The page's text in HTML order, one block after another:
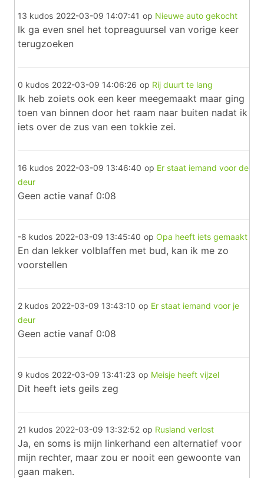
13 kudos 2022-03-09 14:07:41 op Nieuwe auto gekocht
Ik ga even snel het topreaguursel van vorige keer
terugzoeken
0 kudos 2022-03-09 14:06:26 op Rij duurt te lang
Ik heb zoiets ook een keer meegemaakt maar ging
toen van binnen door het raam naar buiten nadat ik
iets over de zus van een tokkie zei.
16 kudos 2022-03-09 13:46:40 op Er staat iemand voor de
deur
Geen actie vanaf 0:08
-8 kudos 2022-03-09 13:45:40 op Opa heeft iets gemaakt
En dan lekker volblaffen met bud, kan ik me zo
voorstellen
2 kudos 2022-03-09 13:43:10 op Er staat iemand voor je
deur
Geen actie vanaf 0:08
9 kudos 2022-03-09 13:41:23 op Meisje heeft vijzel
Dit heeft iets geils zeg
21 kudos 2022-03-09 13:32:52 op Rusland verlost
Ja, en soms is mijn linkerhand een alternatief voor
mijn rechter, maar zou er nooit een gewoonte van
gaan maken.